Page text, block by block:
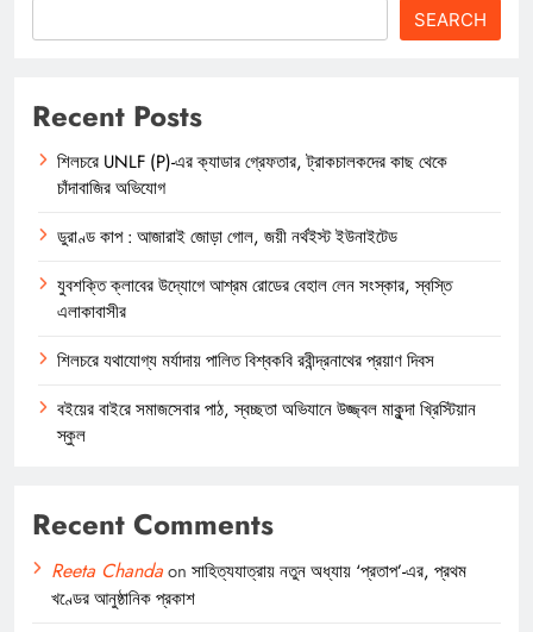
SEARCH
Recent Posts
শিলচরে UNLF (P)-এর ক্যাডার গ্রেফতার, ট্রাকচালকদের কাছ থেকে
চাঁদাবাজির অভিযোগ
ডুরাণ্ড কাপ : আজারাই জোড়া গোল, জয়ী নর্থইস্ট ইউনাইটেড
যুবশক্তি ক্লাবের উদ্যোগে আশ্রম রোডের বেহাল লেন সংস্কার, স্বস্তি
এলাকাবাসীর
শিলচরে যথাযোগ্য মর্যাদায় পালিত বিশ্বকবি রবীন্দ্রনাথের প্রয়াণ দিবস
বইয়ের বাইরে সমাজসেবার পাঠ, স্বচ্ছতা অভিযানে উজ্জ্বল মাকুন্দা খ্রিস্টিয়ান
স্কুল
Recent Comments
Reeta Chandaon সাহিত্যযাত্রায় নতুন অধ্যায় ‘প্রতাপ’-এর, প্রথম
খণ্ডের আনুষ্ঠানিক প্রকাশ